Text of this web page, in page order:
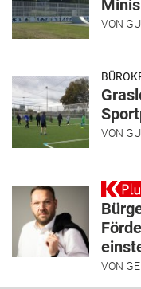
VON
VON
VON